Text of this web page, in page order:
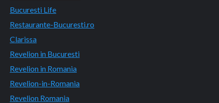
Bucuresti Life
Restaurante-Bucuresti.ro
Clarissa
Revelion in Bucuresti
Revelion in Romania
Revelion-in-Romania
Revelion Romania